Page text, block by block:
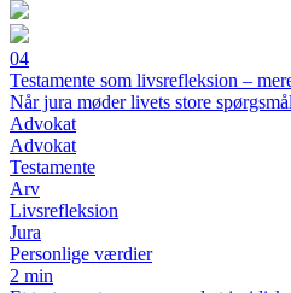
04
Testamente som livsrefleksion –
Når jura møder livets store spørgsmål
Advokat
Advokat
Testamente
Arv
Livsrefleksion
Jura
Personlige værdier
2 min